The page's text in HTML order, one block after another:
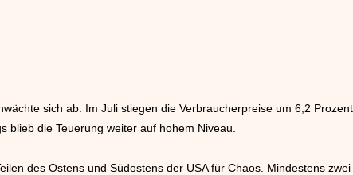
sich ab. Im Juli stiegen die Verbraucherpreise um 6,2
blieb die Teuerung weiter auf hohem Niveau.
des Ostens und Südostens der USA für Chaos. Mindestens